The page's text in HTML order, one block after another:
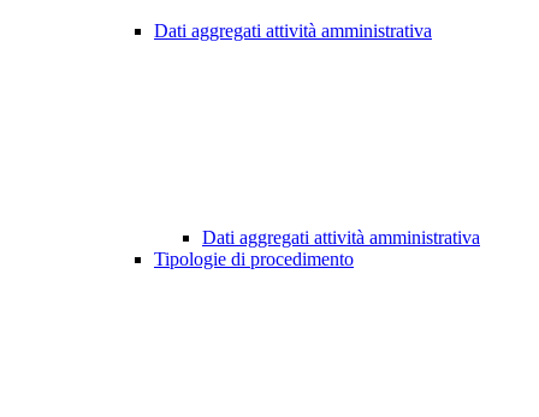
Dati aggregati attività amministrativa
Dati aggregati attività amministrativa
Tipologie di procedimento